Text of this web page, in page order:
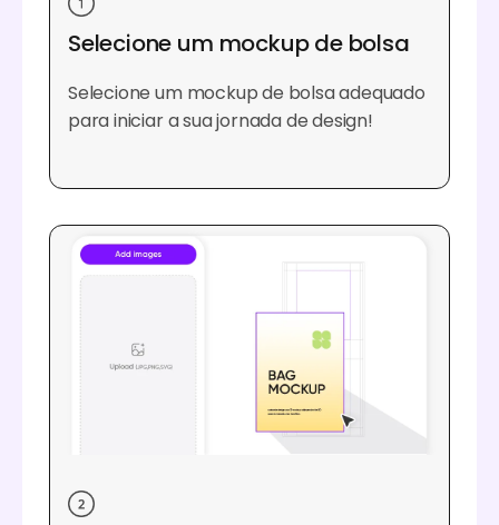
Selecione um mockup de bolsa
Selecione um mockup de bolsa adequado
para iniciar a sua jornada de design!